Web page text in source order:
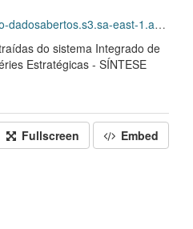
p_benefemitidosespecieuo2022_20260520_023250.xlsx
do sistema Integrado de
Estratégicas - SÍNTESE
Fullscreen Embed